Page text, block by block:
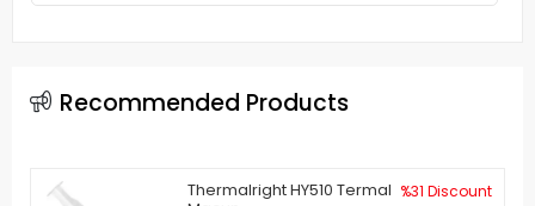
Recommended Products
Thermalright HY510 Termal %31 Discount